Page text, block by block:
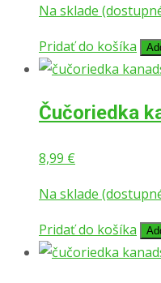
Na sklade
Pridať do košíka
Čučoriedka
8,99 €
Na sklade
Pridať do košíka